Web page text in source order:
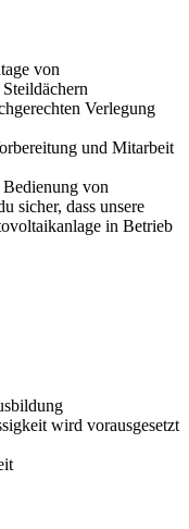
von
Verlegung
und Mitarbeit
von
sicher, dass unsere
in Betrieb
wird vorausgesetzt